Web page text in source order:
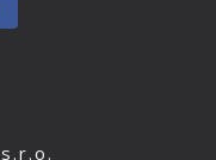
s.r.o.